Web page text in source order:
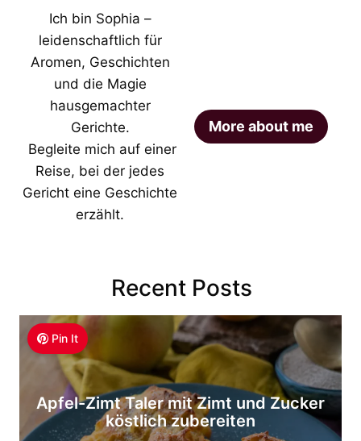
Ich bin Sophia –
leidenschaftlich für
Aromen, Geschichten
und die Magie
hausgemachter
Gerichte.
Begleite mich auf einer
Reise, bei der jedes
Gericht eine Geschichte
erzählt.
More about me
Recent Posts
Pin It
Apfel-Zimt Taler mit Zimt und Zucker
köstlich zubereiten